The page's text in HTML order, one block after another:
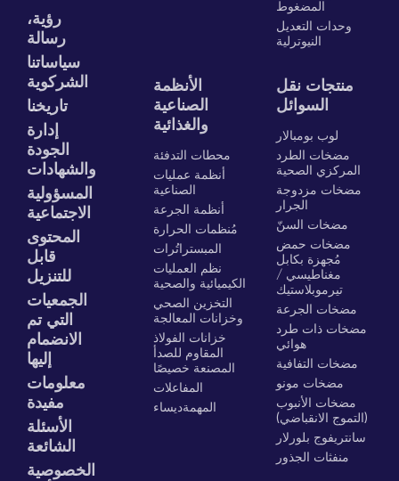
رؤية،
رسالة
سياساتنا
الشركوية
تاريخنا
إدارة
الجودة
والشهادات
المسؤولية
الاجتماعية
المحتوى
قابل
للتنزيل
الجمعيات
التي تم
الانضمام
إليها
معلومات
مفيدة
الأسئلة
الشائعة
الخصوصية
المضغوط
وحدات التعديل
النيوترلية
الأنظمة
الصناعية
والغذائية
محطات التدفئة
أنظمة عمليات
الصناعية
أنظمة الجرعة
مُنظمات الحرارة
المبستراتُرات
نظم العمليات
الكيميائية والصحية
التخزين الصحي
وخزانات المعالجة
خزانات الفولاذ
المقاوم للصدأ
المصنعة خصيصًا
المفاعلات
المهمةديساء
منتجات نقل
السوائل
لوب بومبالار
مضخات الطرد
المركزي الصحية
مضخات مزدوجة
الجرار
مضخات السنّ
مضخات حمض
مُجهزة بكابل
مغناطيسي /
تيرموبلاستيك
مضخات الجرعة
مضخات ذات طرد
هوائي
مضخات التفافية
مضخات مونو
مضخات الأنبوب
(التموج الانقباضي)
سانتريفوج بلورلار
منفثات الجذور